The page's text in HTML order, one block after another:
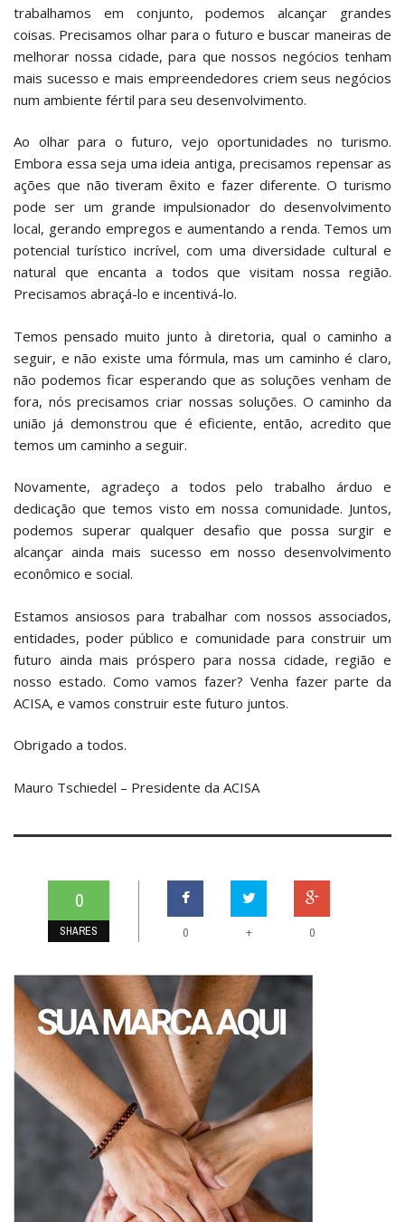
trabalhamos em conjunto, podemos alcançar grandes
coisas. Precisamos olhar para o futuro e buscar maneiras de
melhorar nossa cidade, para que nossos negócios tenham
mais sucesso e mais empreendedores criem seus negócios
num ambiente fértil para seu desenvolvimento.
Ao olhar para o futuro, vejo oportunidades no turismo.
Embora essa seja uma ideia antiga, precisamos repensar as
ações que não tiveram êxito e fazer diferente. O turismo
pode ser um grande impulsionador do desenvolvimento
local, gerando empregos e aumentando a renda. Temos um
potencial turístico incrível, com uma diversidade cultural e
natural que encanta a todos que visitam nossa região.
Precisamos abraçá-lo e incentivá-lo.
Temos pensado muito junto à diretoria, qual o caminho a
seguir, e não existe uma fórmula, mas um caminho é claro,
não podemos ficar esperando que as soluções venham de
fora, nós precisamos criar nossas soluções. O caminho da
união já demonstrou que é eficiente, então, acredito que
temos um caminho a seguir.
Novamente, agradeço a todos pelo trabalho árduo e
dedicação que temos visto em nossa comunidade. Juntos,
podemos superar qualquer desafio que possa surgir e
alcançar ainda mais sucesso em nosso desenvolvimento
econômico e social.
Estamos ansiosos para trabalhar com nossos associados,
entidades, poder público e comunidade para construir um
futuro ainda mais próspero para nossa cidade, região e
nosso estado. Como vamos fazer? Venha fazer parte da
ACISA, e vamos construir este futuro juntos.
Obrigado a todos.
Mauro Tschiedel – Presidente da ACISA
0
SHARES 0 + 0